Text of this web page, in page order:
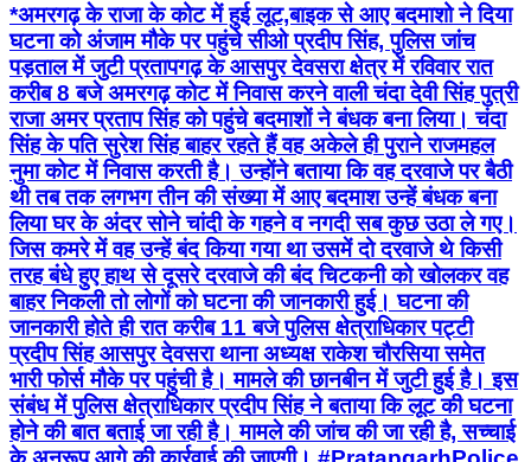
*अमरगढ़ के राजा के कोट में हुई लूट,बाइक से आए बदमाशो ने दिया
घटना को अंजाम मौके पर पहुंचे सीओ प्रदीप सिंह, पुलिस जांच
पड़ताल में जुटी प्रतापगढ़ के आसपुर देवसरा क्षेत्र में रविवार रात
करीब 8 बजे अमरगढ़ कोट में निवास करने वाली चंदा देवी सिंह पुत्री
राजा अमर प्रताप सिंह को पहुंचे बदमाशों ने बंधक बना लिया। चंदा
सिंह के पति सुरेश सिंह बाहर रहते हैं वह अकेले ही पुराने राजमहल
नुमा कोट में निवास करती है। उन्होंने बताया कि वह दरवाजे पर बैठी
थी तब तक लगभग तीन की संख्या में आए बदमाश उन्हें बंधक बना
लिया घर के अंदर सोने चांदी के गहने व नगदी सब कुछ उठा ले गए।
जिस कमरे में वह उन्हें बंद किया गया था उसमें दो दरवाजे थे किसी
तरह बंधे हुए हाथ से दूसरे दरवाजे की बंद चिटकनी को खोलकर वह
बाहर निकली तो लोगों को घटना की जानकारी हुई। घटना की
जानकारी होते ही रात करीब 11 बजे पुलिस क्षेत्राधिकार पट्टी
प्रदीप सिंह आसपुर देवसरा थाना अध्यक्ष राकेश चौरसिया समेत
भारी फोर्स मौके पर पहुंची है। मामले की छानबीन में जुटी हुई है। इस
संबंध में पुलिस क्षेत्राधिकार प्रदीप सिंह ने बताया कि लूट की घटना
होने की बात बताई जा रही है। मामले की जांच की जा रही है, सच्चाई